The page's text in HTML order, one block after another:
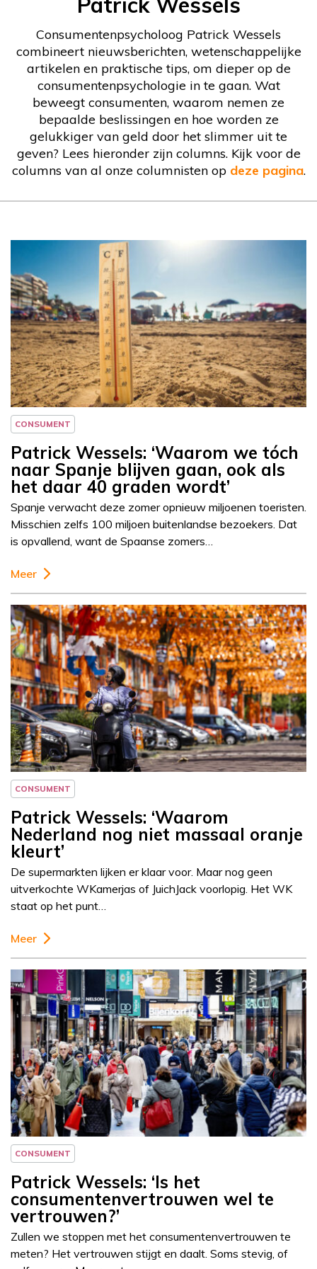
Consumentenpsycholoog Patrick Wessels
combineert nieuwsberichten, wetenschappelijke
artikelen en praktische tips, om dieper op de
consumentenpsychologie in te gaan. Wat
beweegt consumenten, waarom nemen ze
bepaalde beslissingen en hoe worden ze
gelukkiger van geld door het slimmer uit te
geven? Lees hieronder zijn columns. Kijk voor de
columns van al onze columnisten op deze pagina.
Column
Patrick Wessels
CONSUMENT
Patrick Wessels: ‘Waarom we tóch
naar Spanje blijven gaan, ook als
het daar 40 graden wordt’
Spanje verwacht deze zomer opnieuw miljoenen toeristen.
Misschien zelfs 100 miljoen buitenlandse bezoekers. Dat
is opvallend, want de Spaanse zomers…
Meer
Column
Patrick Wessels
CONSUMENT
Patrick Wessels: ‘Waarom
Nederland nog niet massaal oranje
kleurt’
De supermarkten lijken er klaar voor. Maar nog geen
uitverkochte WKamerjas of JuichJack voorlopig. Het WK
staat op het punt…
Meer
Column
Patrick Wessels
CONSUMENT
Patrick Wessels: ‘Is het
consumentenvertrouwen wel te
vertrouwen?’
Zullen we stoppen met het consumentenvertrouwen te
meten? Het vertrouwen stijgt en daalt. Soms stevig, of